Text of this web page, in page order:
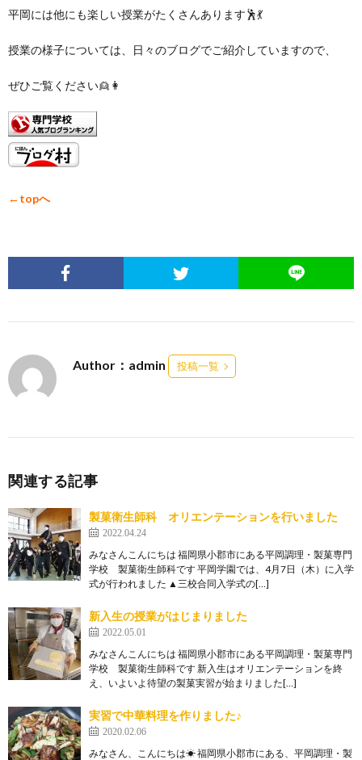
平岡には他にも楽しい授業がたくさんあります🕺💃
授業の様子については、日々のブログでご紹介していますので、
ぜひご覧ください👱👩
←topへ
Author：admin 投稿一覧
関連する記事
製菓衛生師科 オリエンテーションを行いました
2022.04.24
みなさんこんにちは 福岡県小郡市にある平岡調理・製菓専門
学校 製菓衛生師科です 平岡学園では、4月7日（木）に入学
式が行われました ▲三校合同入学式の[…]
新入生の授業がはじまりました
2022.05.01
みなさんこんにちは 福岡県小郡市にある平岡調理・製菓専門
学校 製菓衛生師科です 新入生はオリエンテーションを終
え、いよいよ待望の製菓実習が始まりました[…]
実習で中華料理を作りました♪
2020.02.06
みなさん、こんにちは☀ 福岡県小郡市にある、平岡調理・製